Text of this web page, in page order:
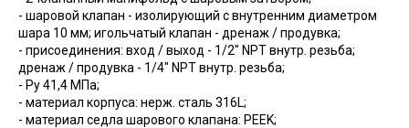
- шаровой клапан - изолирующий с внутренним диаметром
шара 10 мм; игольчатый клапан - дренаж / продувка;
- присоединения: вход / выход - 1/2" NPT внутр. резьба;
дренаж / продувка - 1/4" NPT внутр. резьба;
- Ру 41,4 МПа;
- материал корпуса: нерж. сталь 316L;
- материал седла шарового клапана: PEEK;